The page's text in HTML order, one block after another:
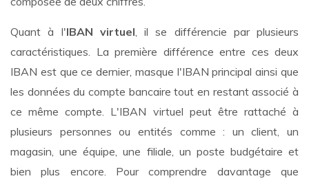
Quant à l'IBAN virtuel , il se différencie par plusieurs
caractéristiques. La première différence entre ces deux
IBAN est que ce dernier, masque l'IBAN principal ainsi que
les données du compte bancaire tout en restant associé à
ce même compte. L'IBAN virtuel peut être rattaché à
plusieurs personnes ou entités comme : un client, un
magasin, une équipe, une filiale, un poste budgétaire et
bien plus encore. Pour comprendre davantage que